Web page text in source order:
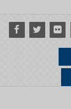
Facebook
Twitter Flickr